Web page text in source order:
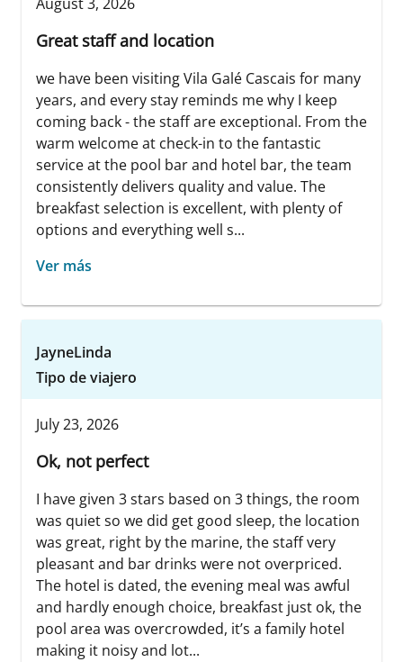
August 3, 2026
Great staff and location
we have been visiting Vila Galé Cascais for many
years, and every stay reminds me why I keep
coming back - the staff are exceptional. From the
warm welcome at check-in to the fantastic
service at the pool bar and hotel bar, the team
consistently delivers quality and value. The
breakfast selection is excellent, with plenty of
options and everything well s...
Ver más
JayneLinda
Tipo de viajero
July 23, 2026
Ok, not perfect
I have given 3 stars based on 3 things, the room
was quiet so we did get good sleep, the location
was great, right by the marine, the staff very
pleasant and bar drinks were not overpriced.
The hotel is dated, the evening meal was awful
and hardly enough choice, breakfast just ok, the
pool area was overcrowded, it’s a family hotel
making it noisy and lot...